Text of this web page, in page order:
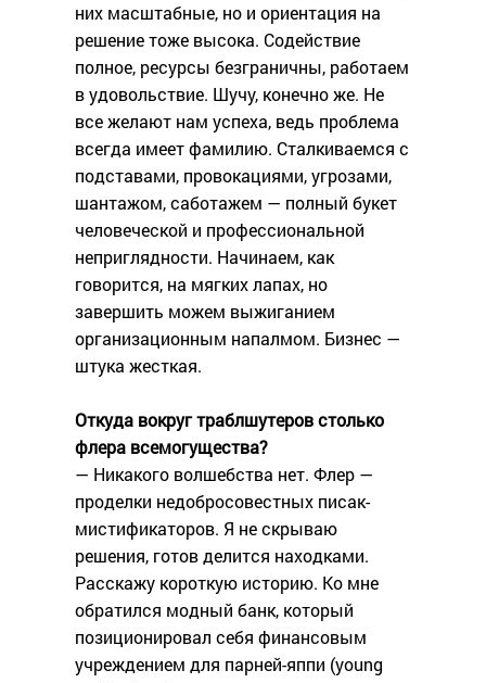
них масштабные, но и ориентация на
решение тоже высока. Содействие
полное, ресурсы безграничны, работаем
в удовольствие. Шучу, конечно же. Не
все желают нам успеха, ведь проблема
всегда имеет фамилию. Сталкиваемся с
подставами, провокациями, угрозами,
шантажом, саботажем — полный букет
человеческой и профессиональной
неприглядности. Начинаем, как
говорится, на мягких лапах, но
завершить можем выжиганием
организационным напалмом. Бизнес —
штука жесткая.
Откуда вокруг траблшутеров столько
флера всемогущества?
— Никакого волшебства нет. Флер —
проделки недобросовестных писак-
мистификаторов. Я не скрываю
решения, готов делится находками.
Расскажу короткую историю. Ко мне
обратился модный банк, который
позиционировал себя финансовым
учреждением для парней-яппи (young